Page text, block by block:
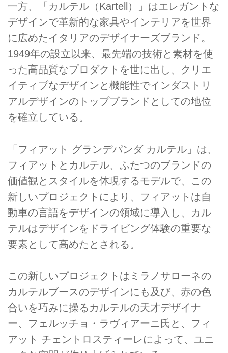
一方、「カルテル（Kartell）」はエレガントな
デザインで革新的な家具やインテリアを世界
に広めたイタリアのデザイナーズブランド。
1949年の設立以来、最先端の技術と素材を使
った高品質なプロダクトを世に出し、クリエ
イティブなデザインと機能性でインダストリ
アルデザインのトップブランドとしての地位
を確立している。
「フィアット グランデパンダ カルテル」は、
フィアットとカルテル、ふたつのブランドの
価値観とスタイルを体現するモデルで、この
新しいプロジェクトにより、フィアットは自
動車の言語をデザインの領域に導入し、カル
テルはデザインをドライビング体験の重要な
要素として高めたとされる。
この新しいプロジェクトはミラノサローネの
カルテルブースのデザインにも及び、赤の色
合いを巧みに操るカルテルの天才デザイナ
ー、フェルッチョ・ラヴィアーニ氏と、フィ
アット チェントロスティーレによって、ユニ